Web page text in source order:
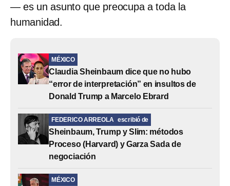
— es un asunto que preocupa a toda la
humanidad.
MÉXICO
Claudia Sheinbaum dice que no hubo
“error de interpretación” en insultos de
Donald Trump a Marcelo Ebrard
FEDERICO ARREOLA escribió de
Sheinbaum, Trump y Slim: métodos
Proceso (Harvard) y Garza Sada de
negociación
MÉXICO